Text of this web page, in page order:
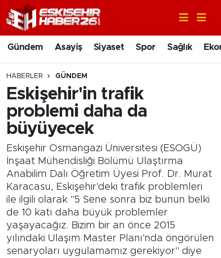
Gündem Asayiş Siyaset Spor Sağlık
HABERLER GÜNDEM
Eskişehir'in trafik
problemi daha da
büyüyecek
Eskişehir Osmangazi Üniversitesi (ESOGÜ)
İnşaat Mühendisliği Bölümü Ulaştırma
Anabilim Dalı Öğretim Üyesi Prof. Dr. Murat
Karacasu, Eskişehir'deki trafik problemleri
ile ilgili olarak "5 Sene sonra biz bunun belki
de 10 katı daha büyük problemler
yaşayacağız. Bizim bir an önce 2015
yılındaki Ulaşım Master Planı'nda öngörülen
senaryoları uygulamamız gerekiyor" diye
Gündem
Asayiş
Siyaset
Spor
Sağlık
Ekonomi
Eğitim
Sanat
Bölge
Nöbetçi Eczaneler
Hava Durumu
Trafik Durumu
Süper Lig Puan Durumu ve Fikstür
Tüm Manşetler
Son Dakika Haberleri
Haber Arşivi